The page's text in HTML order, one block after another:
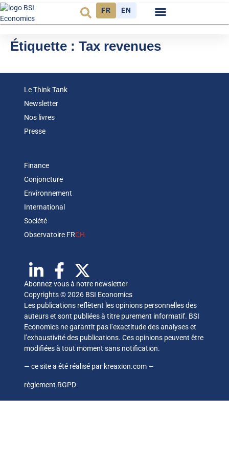
FR EN
Étiquette : Tax revenues
Le Think Tank
Newsletter
Nos livres
Presse
Finance
Conjoncture
Environnement
International
Société
Observatoire FRCH
Abonnez vous à notre newsletter
Copyrights © 2026 BSI Economics
Les publications reflètent les opinions personnelles des
auteurs et sont publiées à titre purement informatif. BSI
Economics ne garantit pas l’exactitude des analyses et
l’exhaustivité des publications. Ces opinions peuvent être
modifiées à tout moment sans notification.
— ce site a été réalisé par kreaxion.com —
règlement RGPD